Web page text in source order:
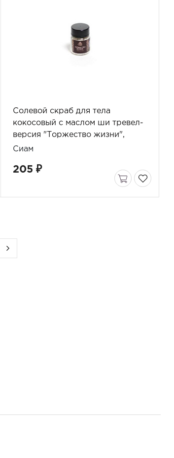
Солевой скраб для тела
кокосовый с маслом ши тревел-
версия "Торжество жизни",
Сиам, 70 г
Сиам
205 ₽